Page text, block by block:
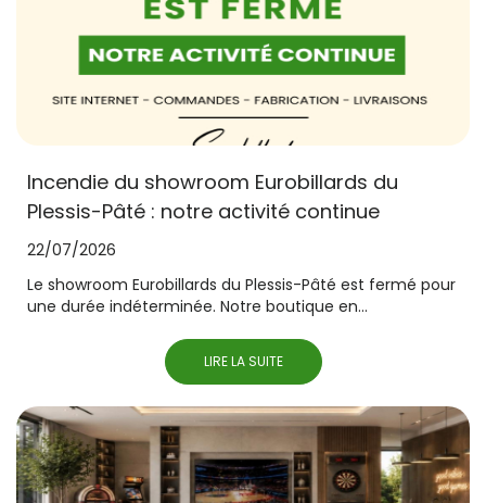
Incendie du showroom Eurobillards du
Plessis-Pâté : notre activité continue
22/07/2026
Le showroom Eurobillards du Plessis-Pâté est fermé pour
une durée indéterminée. Notre boutique en...
LIRE LA SUITE